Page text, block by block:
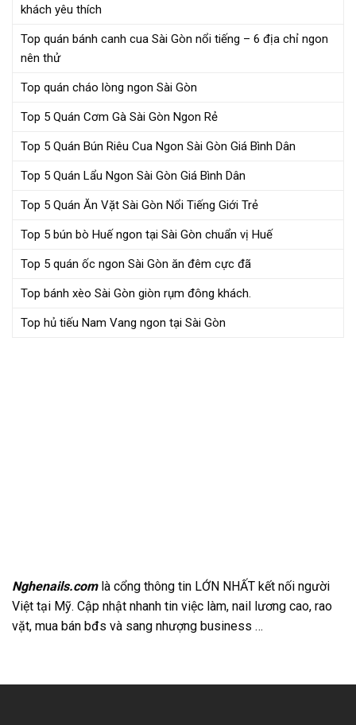
khách yêu thích
Top quán bánh canh cua Sài Gòn nổi tiếng – 6 địa chỉ ngon
nên thử
Top quán cháo lòng ngon Sài Gòn
Top 5 Quán Cơm Gà Sài Gòn Ngon Rẻ
Top 5 Quán Bún Riêu Cua Ngon Sài Gòn Giá Bình Dân
Top 5 Quán Lẩu Ngon Sài Gòn Giá Bình Dân
Top 5 Quán Ăn Vặt Sài Gòn Nổi Tiếng Giới Trẻ
Top 5 bún bò Huế ngon tại Sài Gòn chuẩn vị Huế
Top 5 quán ốc ngon Sài Gòn ăn đêm cực đã
Top bánh xèo Sài Gòn giòn rụm đông khách.
Top hủ tiếu Nam Vang ngon tại Sài Gòn
Nghenails.comlà cổng thông tin LỚN NHẤT kết nối người
Việt tại Mỹ. Cập nhật nhanh tin việc làm, nail lương cao, rao
vặt, mua bán bđs và sang nhượng business …